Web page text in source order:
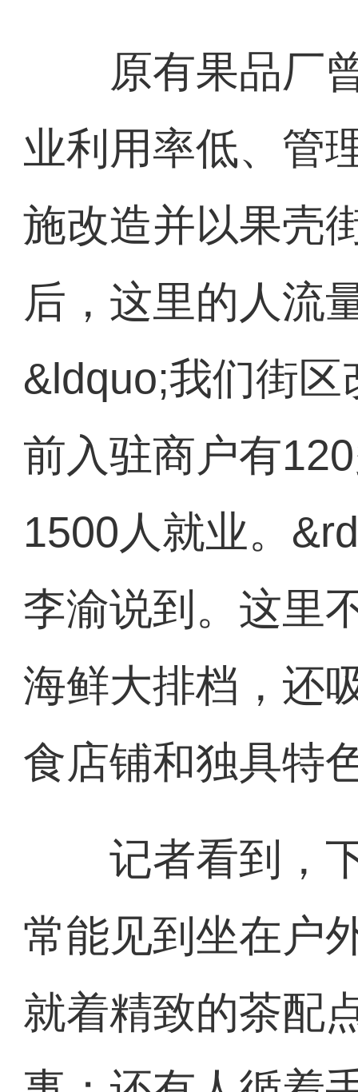
原有果品厂曾
业利用率低、管
施改造并以果壳
后，这里的人流
&ldquo;我们街
前入驻商户有
1500人就业。
李渝说到。这里
海鲜大排档，还
食店铺和独具特
记者看到，下
常能见到坐在户
就着精致的茶配